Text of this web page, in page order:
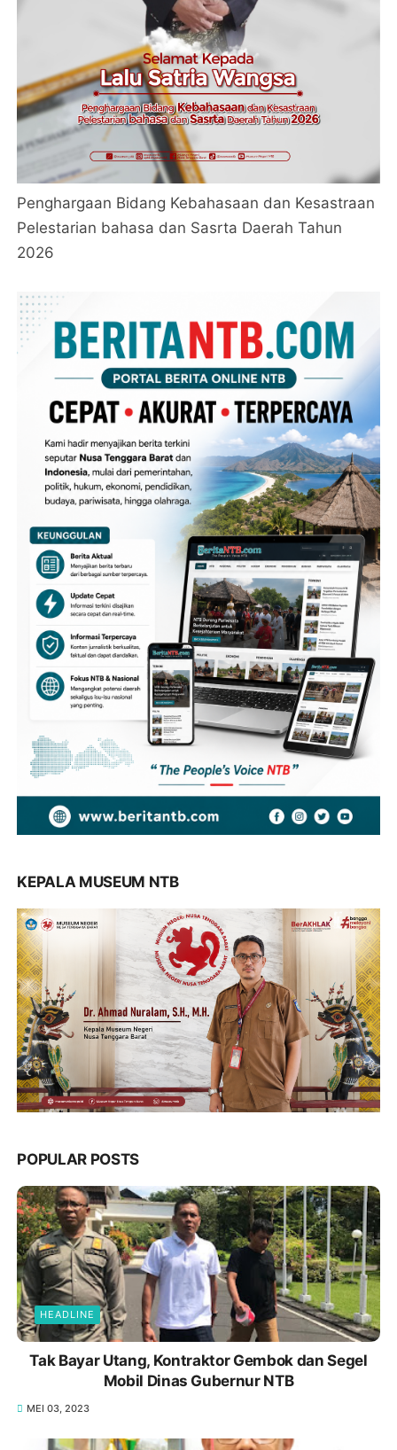
Penghargaan Bidang Kebahasaan dan Kesastraan
Pelestarian bahasa dan Sasrta Daerah Tahun
2026
KEPALA MUSEUM NTB
POPULAR POSTS
HEADLINE
Tak Bayar Utang, Kontraktor Gembok dan Segel
Mobil Dinas Gubernur NTB
MEI 03, 2023